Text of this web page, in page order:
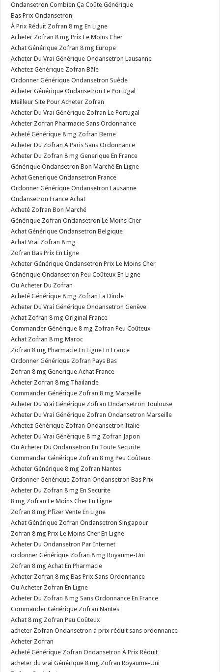
Ondansetron Combien Ça Coûte Générique
Bas Prix Ondansetron
À Prix Réduit Zofran 8 mg En Ligne
Acheter Zofran 8 mg Prix Le Moins Cher
Achat Générique Zofran 8 mg Europe
Acheter Du Vrai Générique Ondansetron Lausanne
Achetez Générique Zofran Bâle
Ordonner Générique Ondansetron Suède
Acheter Générique Ondansetron Le Portugal
Meilleur Site Pour Acheter Zofran
Acheter Du Vrai Générique Zofran Le Portugal
Acheter Zofran Pharmacie Sans Ordonnance
Acheté Générique 8 mg Zofran Berne
Acheter Du Zofran A Paris Sans Ordonnance
Acheter Du Zofran 8 mg Generique En France
Générique Ondansetron Bon Marché En Ligne
Achat Generique Ondansetron France
Ordonner Générique Ondansetron Lausanne
Ondansetron France Achat
Acheté Zofran Bon Marché
Générique Zofran Ondansetron Le Moins Cher
Achat Générique Ondansetron Belgique
Achat Vrai Zofran 8 mg
Zofran Bas Prix En Ligne
Acheter Générique Ondansetron Prix Le Moins Cher
Générique Ondansetron Peu Coûteux En Ligne
Ou Acheter Du Zofran
Acheté Générique 8 mg Zofran La Dinde
Acheter Du Vrai Générique Ondansetron Genève
Achat Zofran 8 mg Original France
Commander Générique 8 mg Zofran Peu Coûteux
Achat Zofran 8 mg Maroc
Zofran 8 mg Pharmacie En Ligne En France
Ordonner Générique Zofran Pays Bas
Zofran 8 mg Generique Achat France
Acheter Zofran 8 mg Thailande
Commander Générique Zofran 8 mg Marseille
Acheter Du Vrai Générique Zofran Ondansetron Toulouse
Acheter Du Vrai Générique Zofran Ondansetron Marseille
Achetez Générique Zofran Ondansetron Italie
Acheter Du Vrai Générique 8 mg Zofran Japon
Ou Acheter Du Ondansetron En Toute Securite
Commander Générique Zofran 8 mg Peu Coûteux
Acheter Générique 8 mg Zofran Nantes
Ordonner Générique Zofran Ondansetron Bas Prix
Acheter Du Zofran 8 mg En Securite
8 mg Zofran Le Moins Cher En Ligne
Zofran 8 mg Pfizer Vente En Ligne
Achat Générique Zofran Ondansetron Singapour
Zofran 8 mg Prix Le Moins Cher En Ligne
Acheter Du Ondansetron Par Internet
ordonner Générique Zofran 8 mg Royaume-Uni
Zofran 8 mg Achat En Pharmacie
Acheter Zofran 8 mg Bas Prix Sans Ordonnance
Ou Acheter Zofran En Ligne
Acheter Du Zofran 8 mg Sans Ordonnance En France
Commander Générique Zofran Nantes
Achat 8 mg Zofran Peu Coûteux
acheter Zofran Ondansetron à prix réduit sans ordonnance
Acheter Zofran
Acheté Générique Zofran Ondansetron À Prix Réduit
acheter du vrai Générique 8 mg Zofran Royaume-Uni